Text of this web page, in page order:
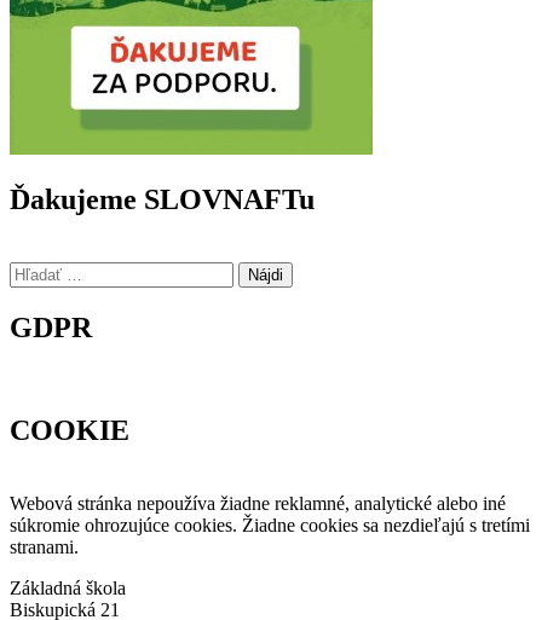
Ďakujeme SLOVNAFTu
Hľadať:
GDPR
COOKIE
Webová stránka nepoužíva žiadne reklamné, analytické alebo iné
súkromie ohrozujúce cookies. Žiadne cookies sa nezdieľajú s tretími
stranami.
Základná škola
Biskupická 21